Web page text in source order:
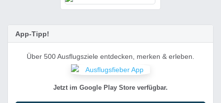
App-Tipp!
Über 500 Ausflugsziele entdecken, merken & erleben.
Jetzt im Google Play Store verfügbar.